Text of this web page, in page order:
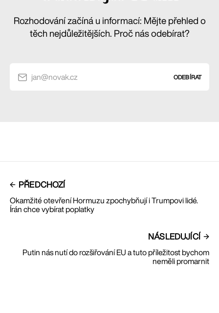
Rozhodování začíná u informací: Mějte přehled o
těch nejdůležitějších. Proč nás odebírat?
jan@novak.cz ODEBÍRAT
PŘEDCHOZÍ
Okamžité otevření Hormuzu zpochybňují i Trumpovi lidé.
Írán chce vybírat poplatky
NÁSLEDUJÍCÍ
Putin nás nutí do rozšiřování EU a tuto příležitost bychom
neměli promarnit